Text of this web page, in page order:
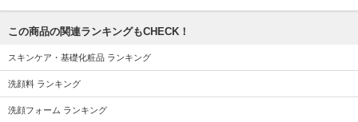
この商品の関連ランキングもCHECK！
スキンケア・基礎化粧品 ランキング
洗顔料 ランキング
洗顔フォーム ランキング